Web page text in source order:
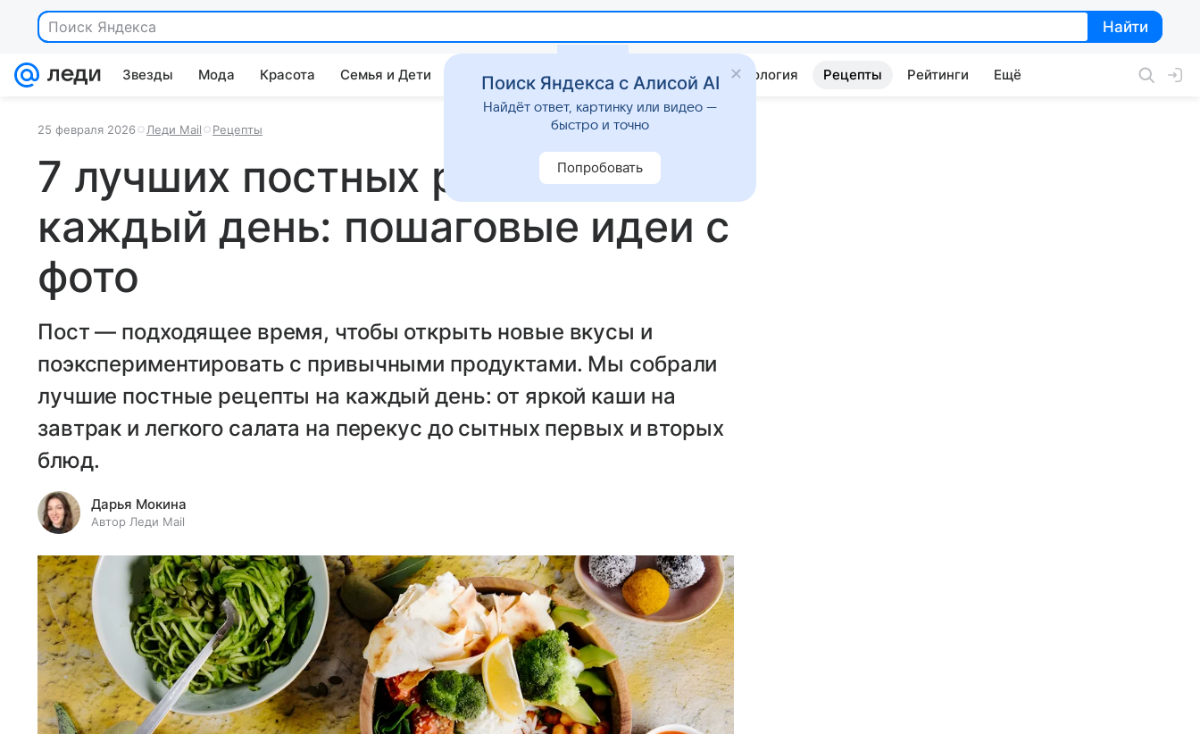
Найти
Найти
Звезды Мода Красота Семья и Дети Дом Гороскопы Стиль жизни Психология Рецепты Рейтинги Ещё
25 февраля 2026 Леди Mail Рецепты
7 лучших постных рецептов на
каждый день: пошаговые идеи с
фото
Пост — подходящее время, чтобы открыть новые вкусы и
поэкспериментировать с привычными продуктами. Мы собрали
лучшие постные рецепты на каждый день: от яркой каши на
завтрак и легкого салата на перекус до сытных первых и вторых
блюд.
Дарья Мокина
Автор Леди Mail
Поиск Яндекса с Алисой AI
Найдёт ответ, картинку или видео —
быстро и точно
Попробовать